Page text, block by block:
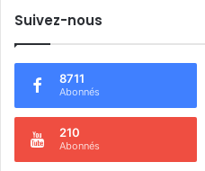
Suivez-nous
8711
Abonnés
210
Abonnés